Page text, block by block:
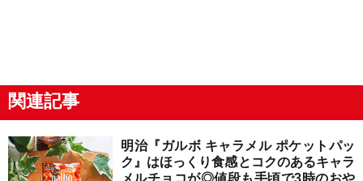
関連記事
明治『ガルボ キャラメル ポケットパッ
ク』はほっくり食感とコクのあるキャラ
メルチョコが◎値段も手頃で3時のおや